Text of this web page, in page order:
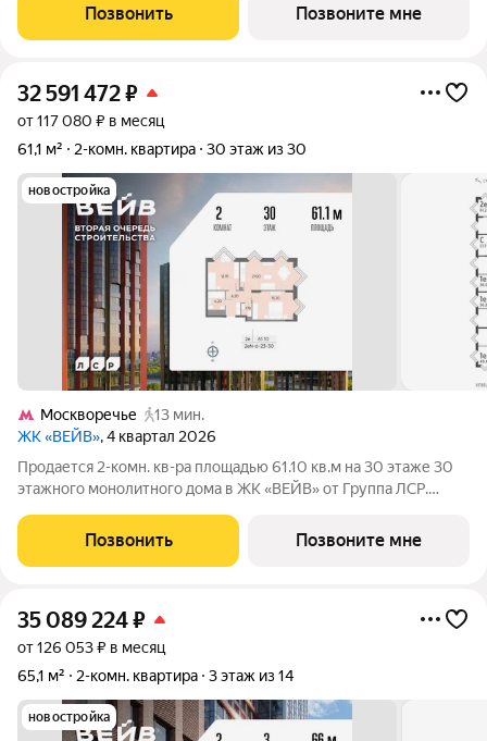
набережная со смотровой площадкой, беговыми и
велодорожками, детскими и спортивными.
Позвонить Позвоните мне
32 591 472₽
от 117 080 ₽ в месяц
61,1 м²
2-комн. квартира 30 этаж из 30
новостройка
Москворечье
13 мин.
ЖК «ВЕЙВ», 4 квартал 2026
Продается 2-комн. кв-ра площадью 61.10 кв.м на 30 этаже 30
этажного монолитного дома в ЖК «ВЕЙВ» от Группа ЛСР.
ансамбль из семи корпусов переменной этажности,
объединенных общим стилобатом, в
Позвонить Позвоните мне
35 089 224₽
от 126 053 ₽ в месяц
65,1 м²
2-комн. квартира 3 этаж из 14
новостройка